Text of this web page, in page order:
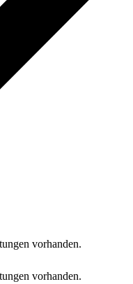
vorhanden.
vorhanden.